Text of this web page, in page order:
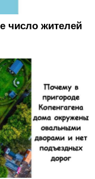
число жителей